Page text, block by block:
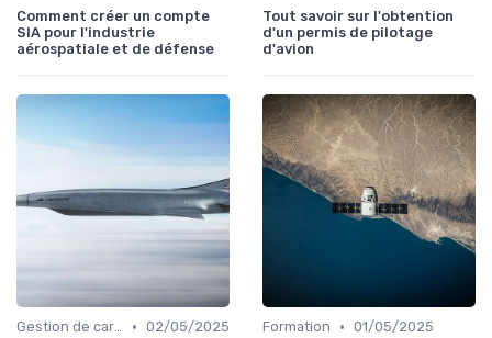
Comment créer un compte
SIA pour l'industrie
aérospatiale et de défense
Tout savoir sur l'obtention
d'un permis de pilotage
d'avion
Gestion de carrière • 02/05/2025
Formation • 01/05/2025